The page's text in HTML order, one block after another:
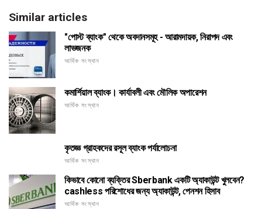
Similar articles
"পোস্ট ব্যাংক" থেকে অবদানসমূহ - আরামদায়ক, নিরাপদ এবং
লাভজনক
আর্থিক সংস্থান
কমার্শিয়াল ব্যাংক। কার্যাবলী এবং মৌলিক অপারেশন
আর্থিক সংস্থান
কৃতজ্ঞ গ্রাহকদের রসূল ব্যাংক পর্যালোচনা
আর্থিক সংস্থান
কিভাবে কোনো ব্যক্তির Sberbank একটি অ্যাকাউন্ট খুলবেন?
cashless পরিশোধের জন্য অ্যাকাউন্ট, পেনশন হিসাব
আর্থিক সংস্থান